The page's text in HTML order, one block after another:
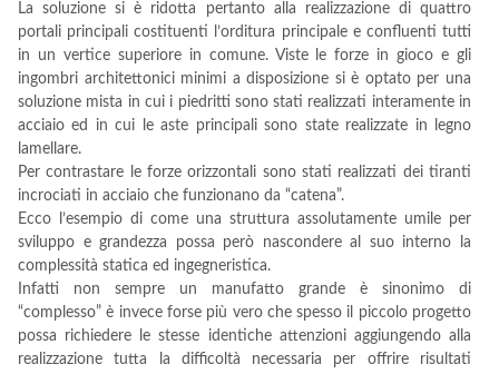
La soluzione si è ridotta pertanto alla realizzazione di quattro
portali principali costituenti l’orditura principale e confluenti tutti
in un vertice superiore in comune. Viste le forze in gioco e gli
ingombri architettonici minimi a disposizione si è optato per una
soluzione mista in cui i piedritti sono stati realizzati interamente in
acciaio ed in cui le aste principali sono state realizzate in legno
lamellare.
Per contrastare le forze orizzontali sono stati realizzati dei tiranti
incrociati in acciaio che funzionano da “catena”.
Ecco l’esempio di come una struttura assolutamente umile per
sviluppo e grandezza possa però nascondere al suo interno la
complessità statica ed ingegneristica.
Infatti non sempre un manufatto grande è sinonimo di
“complesso” è invece forse più vero che spesso il piccolo progetto
possa richiedere le stesse identiche attenzioni aggiungendo alla
realizzazione tutta la difficoltà necessaria per offrire risultati